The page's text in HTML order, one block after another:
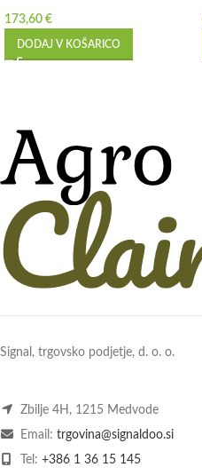
173,60 €
DODAJ V KOŠARICO
Signal, trgovsko podjetje, d. o. o.
Zbilje 4H, 1215 Medvode
Email: trgovina@signaldoo.si
Tel: +386 1 36 15 145